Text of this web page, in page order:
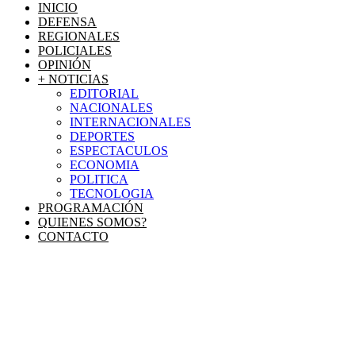
INICIO
DEFENSA
REGIONALES
POLICIALES
OPINIÓN
+ NOTICIAS
EDITORIAL
NACIONALES
INTERNACIONALES
DEPORTES
ESPECTACULOS
ECONOMIA
POLITICA
TECNOLOGIA
PROGRAMACIÓN
QUIENES SOMOS?
CONTACTO